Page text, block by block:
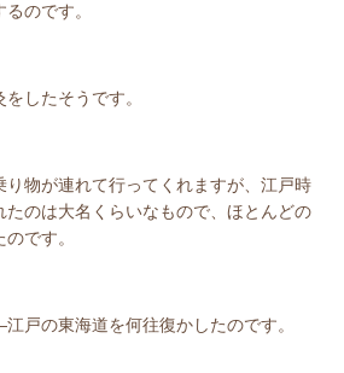
のです。
したそうです。
物が連れて行ってくれますが、江戸時
のは大名くらいなもので、ほとんどの
です。
戸の東海道を何往復かしたのです。